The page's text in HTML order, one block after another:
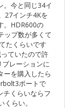
。今と同じ34イ
27インチ4Kを
。HDR600の
ップ数が多くて
たくらいです
ていたので許
レーションに
ーを購入したら
ポートで
くらいならフ
らい。